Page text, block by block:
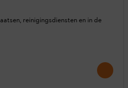
reinigingsdiensten en in de